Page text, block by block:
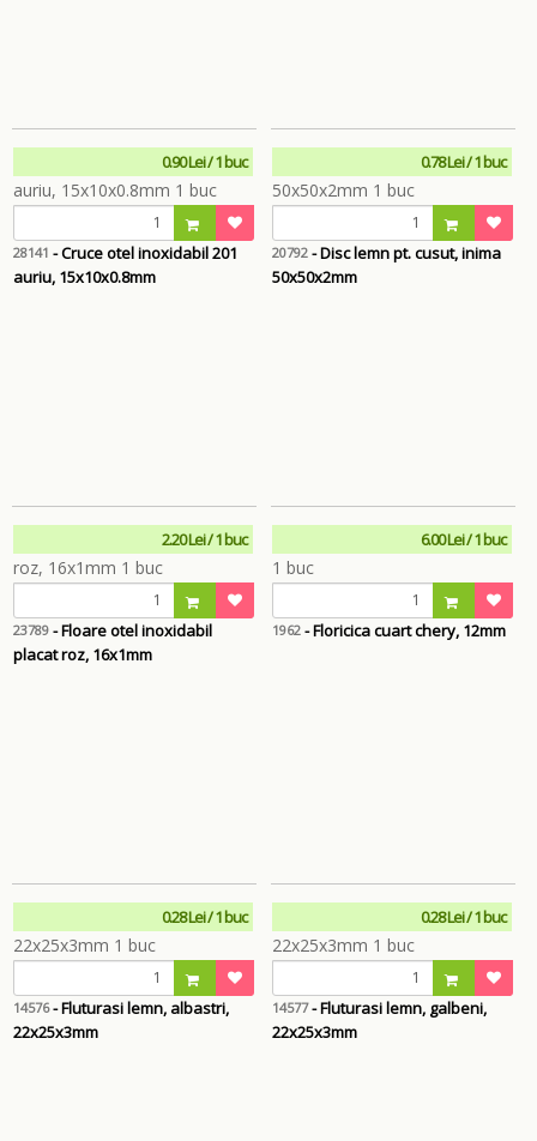
0.90 Lei / 1 buc
28141 - Cruce otel inoxidabil 201
auriu, 15x10x0.8mm
0.78 Lei / 1 buc
20792- Disc lemn pt. cusut, inima
50x50x2mm
2.20 Lei / 1 buc
23789 - Floare otel inoxidabil
placat roz, 16x1mm
6.00 Lei / 1 buc
1962- Floricica cuart chery, 12mm
0.28 Lei / 1 buc
14576- Fluturasi lemn, albastri,
22x25x3mm
0.28 Lei / 1 buc
14577- Fluturasi lemn, galbeni,
22x25x3mm